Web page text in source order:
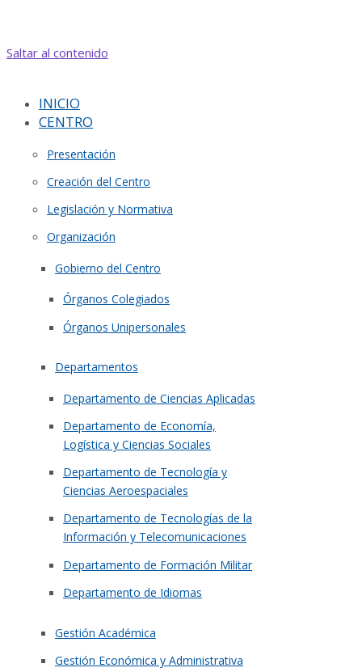
Saltar al contenido
INICIO
CENTRO
Presentación
Creación del Centro
Legislación y Normativa
Organización
Gobierno del Centro
Órganos Colegiados
Órganos Unipersonales
Departamentos
Departamento de Ciencias Aplicadas
Departamento de Economía,
Logística y Ciencias Sociales
Departamento de Tecnología y
Ciencias Aeroespaciales
Departamento de Tecnologías de la
Información y Telecomunicaciones
Departamento de Formación Militar
Departamento de Idiomas
Gestión Académica
Gestión Económica y Administrativa